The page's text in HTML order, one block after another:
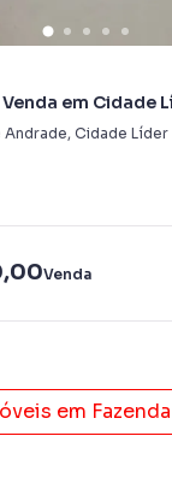
em Cidade
Andrade, Cidade Líder
Venda
em